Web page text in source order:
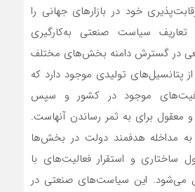
خود در بازارهای جهانی را
سیاست صنعتی به‌‌‌کارگیری
در گسترش دامنه بخش‌‌‌های مختلف
از پتانسیل‌‌‌های تولیدی موجود دارد که
موجود در کشور و سپس
برای به ثمر رساندن آنهاست.
مداخله هدفمند دولت در بخش‌‌‌ها
ساختاری و استقرار فعالیت‌‌‌های با
می‌شود. این سیاست‌‌‌های صنعتی در